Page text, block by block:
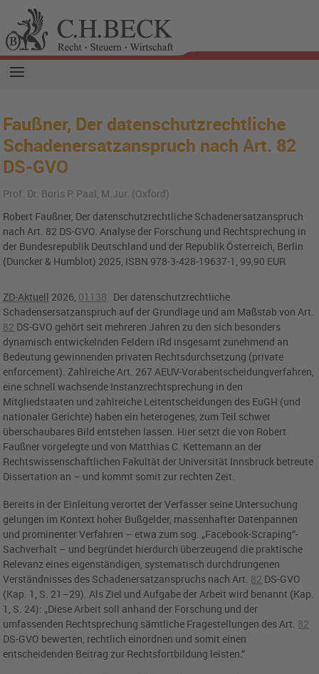
Faußner, Der datenschutzrechtliche
Schadenersatzanspruch nach Art. 82
DS-GVO
Prof. Dr. Boris P. Paal, M.Jur. (Oxford)
Robert Faußner, Der datenschutzrechtliche Schadenersatzanspruch
nach Art. 82 DS-GVO. Analyse der Forschung und Rechtsprechung in
der Bundesrepublik Deutschland und der Republik Österreich, Berlin
(Duncker & Humblot) 2025, ISBN 978-3-428-19637-1, 99,90 EUR
ZD-Aktuell 2026, 01138 Der datenschutzrechtliche
Schadensersatzanspruch auf der Grundlage und am Maßstab vonArt.
82 DS-GVO gehört seit mehreren Jahren zu den sich besonders
dynamisch entwickelnden Feldern iRd insgesamt zunehmend an
Bedeutung gewinnenden privaten Rechtsdurchsetzung (private
enforcement). ZahlreicheArt. 267 AEUV-Vorabentscheidungverfahren,
eine schnell wachsende Instanzrechtsprechung in den
Mitgliedstaaten und zahlreiche Leitentscheidungen des EuGH (und
nationaler Gerichte) haben ein heterogenes, zum Teil schwer
überschaubares Bild entstehen lassen. Hier setzt die von Robert
Faußner vorgelegte und von Matthias C. Kettemann an der
Rechtswissenschaftlichen Fakultät der Universität Innsbruck betreute
Dissertation an – und kommt somit zur rechten Zeit.
Bereits in der Einleitung verortet der Verfasser seine Untersuchung
gelungen im Kontext hoher Bußgelder, massenhafter Datenpannen
und prominenter Verfahren – etwa zum sog. „Facebook-Scraping“-
Sachverhalt – und begründet hierdurch überzeugend die praktische
Relevanz eines eigenständigen, systematisch durchdrungenen
Verständnisses des Schadenersatzanspruchs nachArt. 82 DS-GVO
(Kap. 1, S. 21–29). Als Ziel und Aufgabe der Arbeit wird benannt (Kap.
1, S. 24): „Diese Arbeit soll anhand der Forschung und der
umfassenden Rechtsprechung sämtliche Fragestellungen desArt. 82
DS-GVO bewerten, rechtlich einordnen und somit einen
entscheidenden Beitrag zur Rechtsfortbildung leisten.“